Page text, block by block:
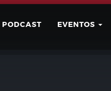
PODCAST EVENTOS